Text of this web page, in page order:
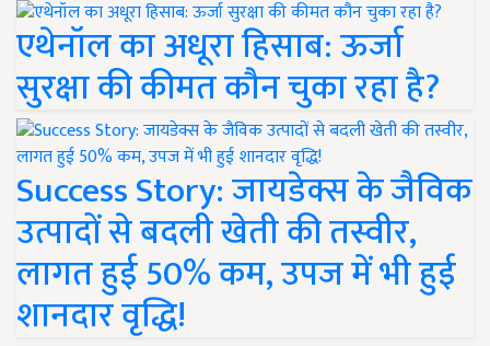
एथेनॉल का अधूरा हिसाब: ऊर्जा
सुरक्षा की कीमत कौन चुका रहा है?
Success Story: जायडेक्स के जैविक
उत्पादों से बदली खेती की तस्वीर,
लागत हुई 50% कम, उपज में भी हुई
शानदार वृद्धि!